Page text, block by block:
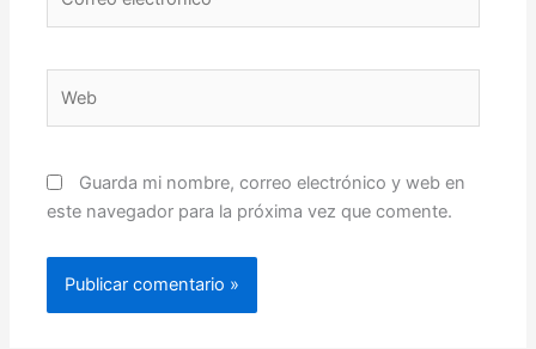
electrónico*
Guarda mi nombre, correo electrónico y web en
este navegador para la próxima vez que comente.